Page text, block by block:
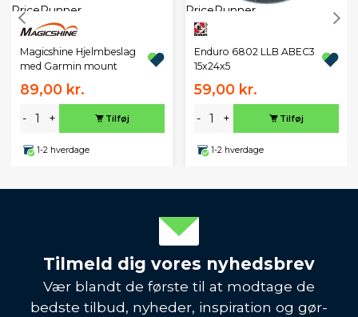
Magicshine Hjelmbeslag
med Garmin mount
89,00 kr.
- + Tilføj
1-2 hverdage
Enduro 6802 LLB ABEC3
15x24x5
59,00 kr.
- + Tilføj
1-2 hverdage
Tilmeld dig vores nyhedsbrev
Vær blandt de første til at modtage de
bedste tilbud, nyheder, inspiration og gør-